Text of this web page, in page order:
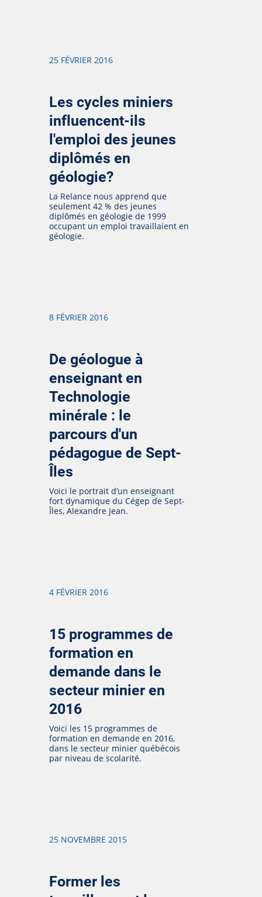
25 FÉVRIER 2016
Les cycles miniers
influencent-ils
l'emploi des jeunes
diplômés en
géologie?
La Relance nous apprend que
seulement 42 % des jeunes
diplômés en géologie de 1999
occupant un emploi travaillaient en
géologie.
8 FÉVRIER 2016
De géologue à
enseignant en
Technologie
minérale : le
parcours d'un
pédagogue de Sept-
Îles
Voici le portrait d’un enseignant
fort dynamique du Cégep de Sept-
Îles, Alexandre Jean.
4 FÉVRIER 2016
15 programmes de
formation en
demande dans le
secteur minier en
2016
Voici les 15 programmes de
formation en demande en 2016,
dans le secteur minier québécois
par niveau de scolarité.
25 NOVEMBRE 2015
Former les